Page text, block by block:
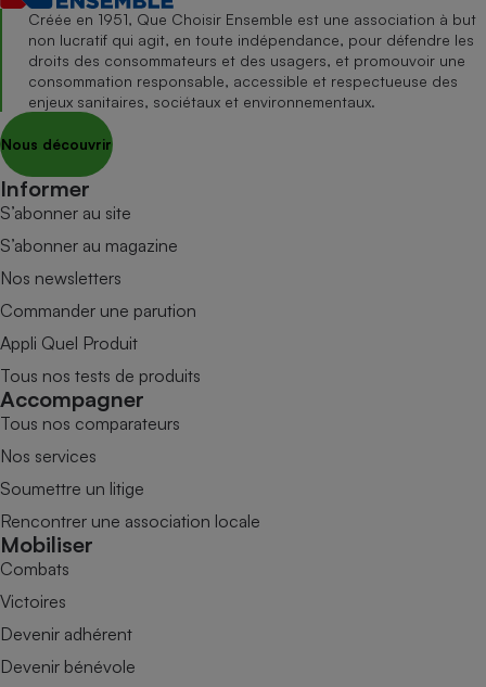
Créée en 1951, Que Choisir Ensemble est une association à but
non lucratif qui agit, en toute indépendance, pour défendre les
droits des consommateurs et des usagers, et promouvoir une
consommation responsable, accessible et respectueuse des
enjeux sanitaires, sociétaux et environnementaux.
Nous découvrir
Informer
S’abonner au site
S’abonner au magazine
Nos newsletters
Commander une parution
Appli Quel Produit
Tous nos tests de produits
Accompagner
Tous nos comparateurs
Nos services
Soumettre un litige
Rencontrer une association locale
Mobiliser
Combats
Victoires
Devenir adhérent
Devenir bénévole